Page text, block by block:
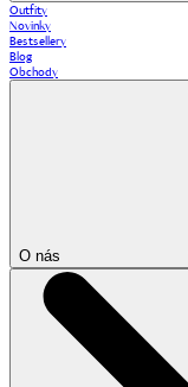
Outfity
Novinky
Bestsellery
Blog
Obchody
O nás